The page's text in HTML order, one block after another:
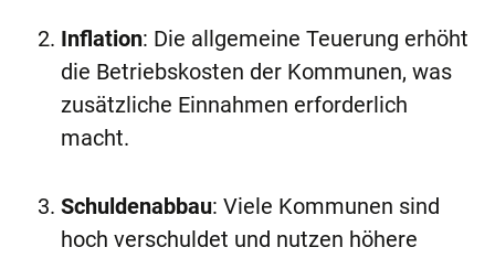
Inflation: Die allgemeine Teuerung erhöht
die Betriebskosten der Kommunen, was
zusätzliche Einnahmen erforderlich
macht.
Schuldenabbau: Viele Kommunen sind
hoch verschuldet und nutzen höhere